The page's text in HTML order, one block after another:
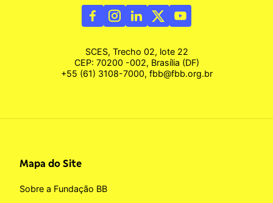
SCES, Trecho 02, lote 22
CEP: 70200 -002, Brasília (DF)
+55 (61) 3108-7000, fbb@fbb.org.br
Mapa do Site
Sobre a Fundação BB